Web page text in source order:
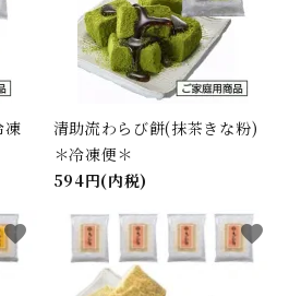
凍
清助流わらび餅(抹茶きな粉)
＊冷凍便＊
594円(内税)
favorite favorite